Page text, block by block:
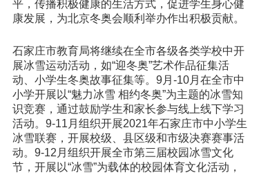
平，传播积极健康的生活方式，促进学生身心健
康发展，为北京冬奥会顺利举办作出积极贡献。
石家庄市教育局将继续在全市各级各类学校中开
展冰雪运动活动，如“迎冬奥”艺术作品征集活
动、小学生冬奥故事征集等。9月-10月在全市中
小学开展以“魅力冰雪 相约冬奥”为主题的冰雪知
识竞赛，通过鼓励学生和家长参与线上线下学习
活动。9-11月组织开展2021年石家庄市中小学生
冰雪联赛，开展校级、县区级和市级决赛赛事活
动。9-12月组织开展全市第三届校园冰雪文化
节，开展以“冰雪”为载体的校园体育文化活动，